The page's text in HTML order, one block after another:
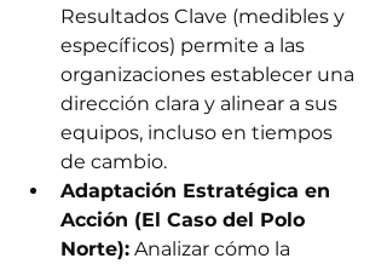
Resultados Clave (medibles y
específicos) permite a las
organizaciones establecer una
dirección clara y alinear a sus
equipos, incluso en tiempos
de cambio.
Adaptación Estratégica en
Acción (El Caso del Polo
Norte): Analizar cómo la